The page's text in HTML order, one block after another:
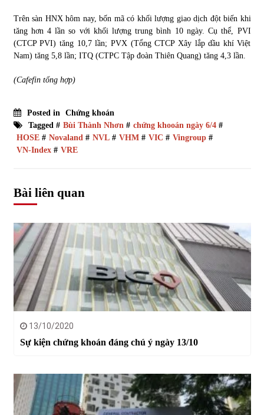
Trên sàn HNX hôm nay, bốn mã có khối lượng giao dịch đột biến khi
tăng hơn 4 lần so với khối lượng trung bình 10 ngày. Cụ thể, PVI
(CTCP PVI) tăng 10,7 lần; PVX (Tổng CTCP Xây lắp dầu khí Việt
Nam) tăng 5,8 lần; ITQ (CTPC Tập đoàn Thiên Quang) tăng 4,3 lần.
(Cafefin tổng hợp)
Posted in Chứng khoán
Tagged # Bùi Thành Nhơn# chứng khooán ngày 6/4#
HOSE# Novaland# NVL# VHM# VIC # Vingroup#
VN-Index# VRE
Bài liên quan
13/10/2020
Sự kiện chứng khoán đáng chú ý ngày 13/10